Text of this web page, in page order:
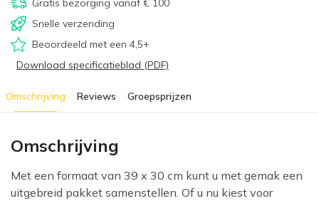
Gratis bezorging vanaf € 100
Snelle verzending
Beoordeeld met een 4,5+
Download specificatieblad (PDF)
Omschrijving Reviews Groepsprijzen
Omschrijving
Met een formaat van 39 x 30 cm kunt u met gemak een
uitgebreid pakket samenstellen. Of u nu kiest voor